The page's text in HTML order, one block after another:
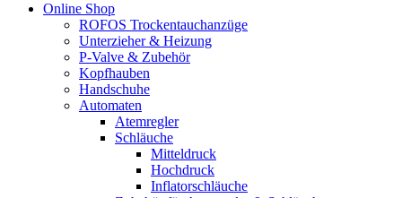
Online Shop
ROFOS Trockentauchanzüge
Unterzieher & Heizung
P-Valve & Zubehör
Kopfhauben
Handschuhe
Automaten
Atemregler
Schläuche
Mitteldruck
Hochdruck
Inflatorschläuche